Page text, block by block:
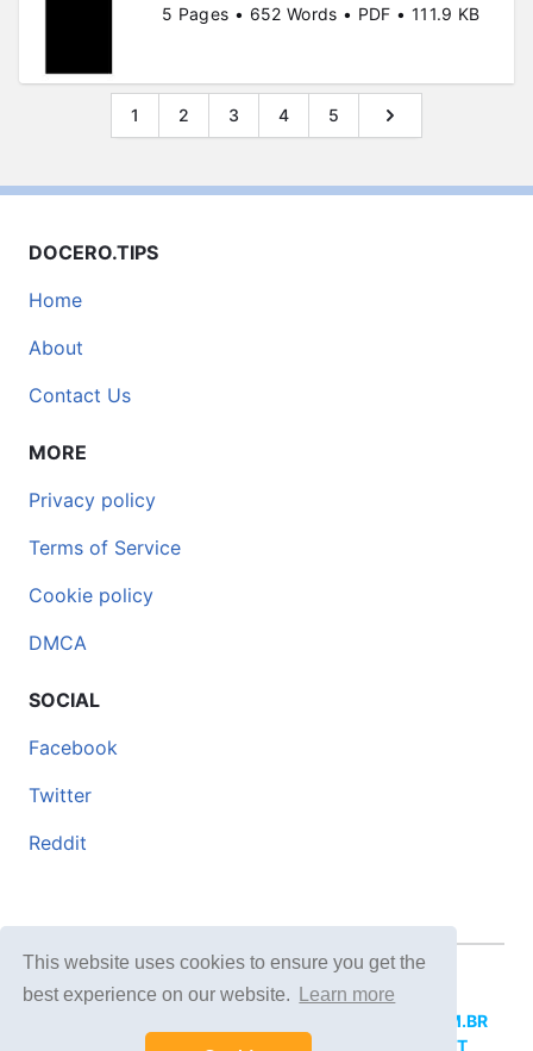
This website uses cookies to ensure you get the
best experience on our website.
Learn more
5 Pages • 652 Words • PDF • 111.9 KB
1 2 3 4 5
DOCERO.TIPS
Home
About
Contact Us
MORE
Privacy policy
Terms of Service
Cookie policy
DMCA
SOCIAL
Facebook
Twitter
Reddit
© 2026 DOCERO.TIPS
DOCERI.COM.BR
DOCERO.PL DOCERO.NET